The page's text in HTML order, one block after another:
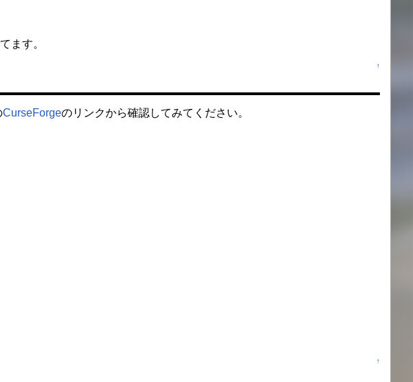
ます。
↑
CurseForgeのリンクから確認してみてください。
↑